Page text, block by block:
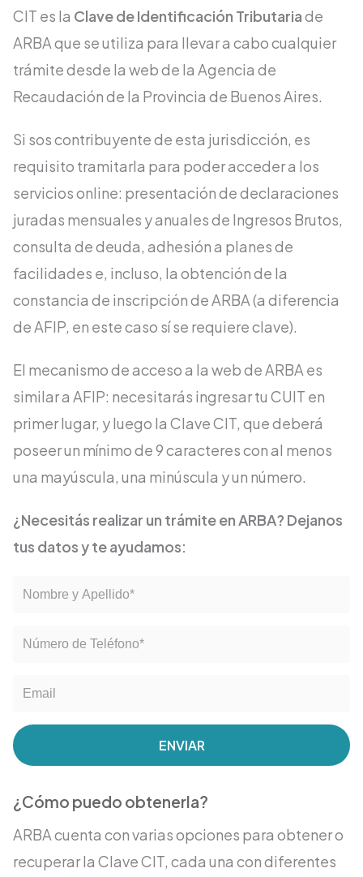
CIT es la Clave de Identificación Tributariade
ARBA que se utiliza para llevar a cabo cualquier
trámite desde la web de la Agencia de
Recaudación de la Provincia de Buenos Aires.
Si sos contribuyente de esta jurisdicción, es
requisito tramitarla para poder acceder a los
servicios online: presentación de declaraciones
juradas mensuales y anuales de Ingresos Brutos,
consulta de deuda, adhesión a planes de
facilidades e, incluso, la obtención de la
constancia de inscripción de ARBA (a diferencia
de AFIP, en este caso sí se requiere clave).
El mecanismo de acceso a la web de ARBA es
similar a AFIP: necesitarás ingresar tu CUIT en
primer lugar, y luego la Clave CIT, que deberá
poseer un mínimo de 9 caracteres con al menos
una mayúscula, una minúscula y un número.
¿Necesitás realizar un trámite en ARBA? Dejanos
tus datos y te ayudamos:
ENVIAR
¿Cómo puedo obtenerla?
ARBA cuenta con varias opciones para obtener o
recuperar la Clave CIT, cada una con diferentes